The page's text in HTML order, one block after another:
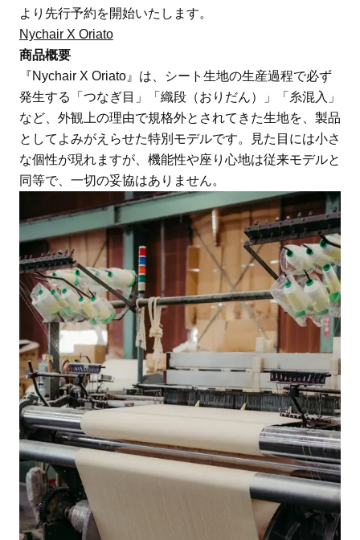
より先行予約を開始いたします。
Nychair X Oriato
商品概要
『Nychair X Oriato』は、シート生地の生産過程で必ず
発生する「つなぎ目」「織段（おりだん）」「糸混入」
など、外観上の理由で規格外とされてきた生地を、製品
としてよみがえらせた特別モデルです。見た目には小さ
な個性が現れますが、機能性や座り心地は従来モデルと
同等で、一切の妥協はありません。